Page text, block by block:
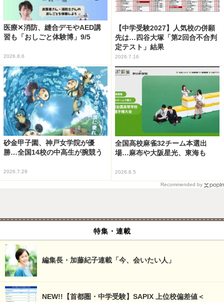
医療✕消防、縫合デモやAED講
習も「おしごと体験博」9/5
2026.8.6
【中学受験2027】人気校の併願
先は…四谷大塚「第2回合不合判
定テスト」結果
2026.7.16
砂金甲子園、神戸女学院が優
勝…全国14校の中高生が腕競う
2026.7.29
全国高校麻雀32チーム本選出
場…麻布や大阪星光、東海も
2026.8.5
Recommended by
特集・連載
編集長・加藤紀子連載「今、会いたい人」
NEW!!【首都圏・中学受験】SAPIX 上位校偏差値＜